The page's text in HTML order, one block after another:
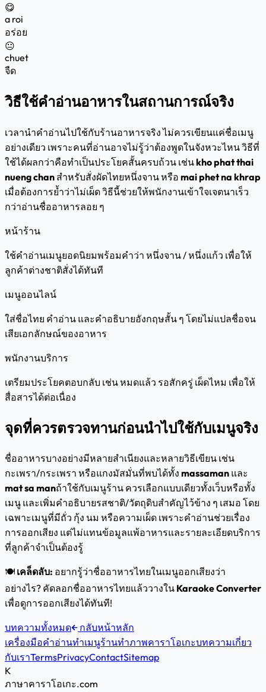
😋
a roi
อร่อย
😐
chuet
จืด
วิธีใช้คำอ่านอาหารในสถานการณ์จริง
เวลานำคำอ่านไปใช้กับร้านอาหารจริง ไม่ควรเขียนแค่ชื่อเมนู
อย่างเดียว เพราะคนที่อ่านอาจไม่รู้ว่าต้องพูดในจังหวะไหน วิธีที่
ใช้ได้ผลกว่าคือทำเป็นประโยคสั้นครบถ้วน เช่นkho phat thai
nueng chan สำหรับสั่งผัดไทยหนึ่งจาน หรือ mai phet na khrap
เมื่อต้องการย้ำว่าไม่เผ็ด วิธีนี้ช่วยให้พนักงานเข้าใจเจตนาเร็ว
กว่าอ่านชื่ออาหารลอย ๆ
หน้าร้าน
ใช้คำอ่านเมนูยอดนิยมพร้อมคำว่า หนึ่งจาน / หนึ่งแก้ว เพื่อให้
ลูกค้าต่างชาติสั่งได้ทันที
เมนูออนไลน์
ใส่ชื่อไทย คำอ่าน และคำอธิบายอังกฤษสั้น ๆ โดยไม่แปลชื่อจน
เสียเอกลักษณ์ของอาหาร
พนักงานบริการ
เตรียมประโยคตอบกลับ เช่น หมดแล้ว รอสักครู่ เผ็ดไหม เพื่อให้
สื่อสารได้ต่อเนื่อง
จุดที่ควรตรวจทานก่อนนำไปใช้กับเมนูจริง
ชื่ออาหารบางอย่างมีหลายสำเนียงและหลายวิธีเขียน เช่น
กะเพรา/กระเพรา หรือแกงมัสมั่นที่พบได้ทั้ง massaman และ
mat sa manถ้าใช้กับเมนูร้าน ควรเลือกแบบเดียวทั้งเว็บหรือทั้ง
เมนู และเพิ่มคำอธิบายรสชาติ/วัตถุดิบสำคัญไว้ข้าง ๆ เสมอ โดย
เฉพาะเมนูที่มีถั่ว กุ้ง นม หรือความเผ็ด เพราะคำอ่านช่วยเรื่อง
การออกเสียง แต่ไม่แทนข้อมูลแพ้อาหารและรายละเอียดบริการ
ที่ลูกค้าจำเป็นต้องรู้
🍽️ เคล็ดลับ: อยากรู้ว่าชื่ออาหารไทยในเมนูออกเสียงว่า
อย่างไร? คัดลอกชื่ออาหารไทยแล้ววางใน Karaoke Converter
เพื่อดูการออกเสียงได้ทันที!
บทความทั้งหมด
กลับหน้าหลัก
เครื่องมือคำอ่านทำเมนูร้านทำภาพคาราโอเกะบทความเกี่ยว
กับเราTermsPrivacyContactSitemap
K
ภาษาคาราโอเกะ.com